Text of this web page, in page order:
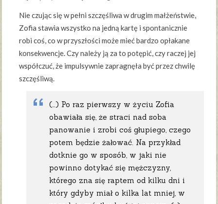
Nie czując się w pełni szczęśliwa w drugim małżeństwie,
Zofia stawia wszystko na jedną kartę i spontanicznie
robi coś, co w przyszłości może mieć bardzo opłakane
konsekwencje. Czy należy ją za to potępić, czy raczej jej
współczuć, że impulsywnie zapragnęła być przez chwilę
szczęśliwą.
(…) Po raz pierwszy w życiu Zofia
obawiała się, że straci nad soba
panowanie i zrobi coś głupiego, czego
potem będzie żałować. Na przykład
dotknie go w sposób, w jaki nie
powinno dotykać się mężczyzny,
którego zna się raptem od kilku dni i
który gdyby miał o kilka lat mniej, w